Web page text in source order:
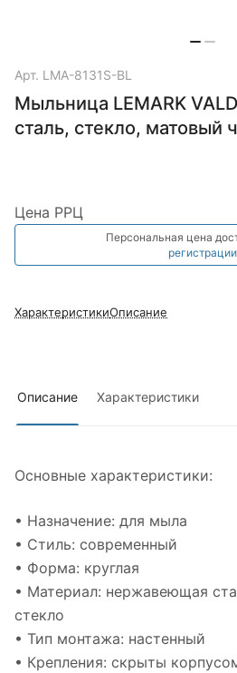
Арт. LMA-8131S-BL
Мыльница LEMARK
сталь, стекло, матовый
Цена РРЦ
Персональная цена
регистрации
ХарактеристикиОписание
Описание Характеристики
Основные характеристики:
• Назначение: для мыла
• Стиль: современный
• Форма: круглая
• Материал: нержавеющая
стекло
• Тип монтажа: настенный
• Крепления: скрыты